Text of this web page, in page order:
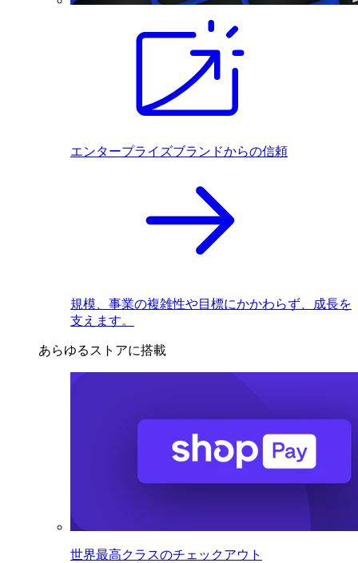
エンタープライズブランドからの信頼
規模、事業の複雑性や目標にかかわらず、成長を
支えます。
あらゆるストアに搭載
世界最高クラスのチェックアウト